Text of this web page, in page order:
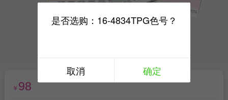
￥ 98
是否选购：16-4834TPG色号？
取消 确定